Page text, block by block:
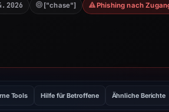
["chase"] Phishing nach
Tools Hilfe für Betroffene Ähnliche Berichte